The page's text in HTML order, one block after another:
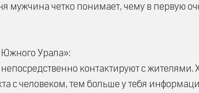
мужчина четко понимает, чему в первую
Урала»:
контактируют с жителями.
с человеком, тем больше у тебя